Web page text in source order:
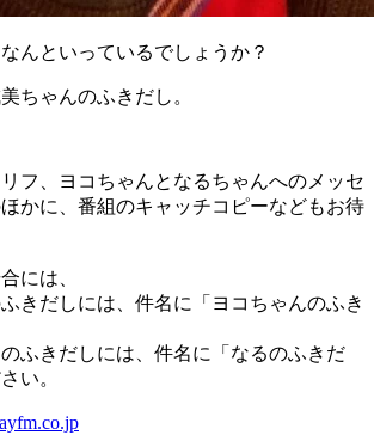
んといっているでしょうか？
ちゃんのふきだし。
フ、ヨコちゃんとなるちゃんへのメッセ
かに、番組のキャッチコピーなどもお待
には、
きだしには、件名に「ヨコちゃんのふき
ふきだしには、件名に「なるのふきだ
い。